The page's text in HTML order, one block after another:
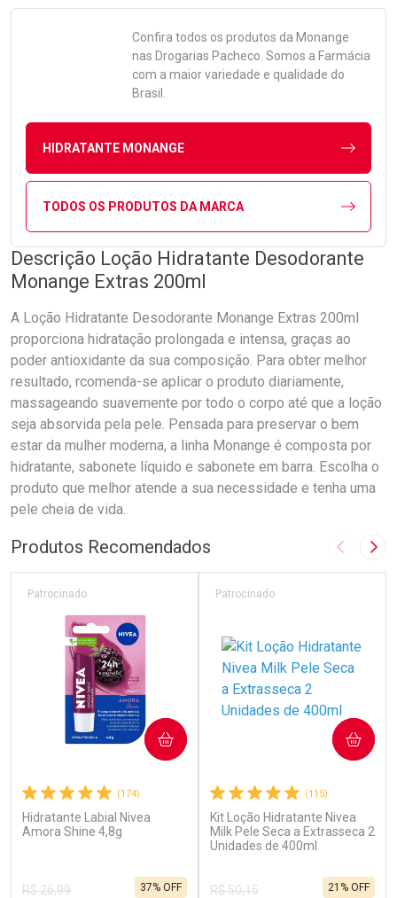
Confira todos os produtos da Monange
nas Drogarias Pacheco. Somos a Farmácia
com a maior variedade e qualidade do
Brasil.
HIDRATANTE MONANGE
TODOS OS PRODUTOS DA MARCA
Descrição Loção Hidratante Desodorante
Monange Extras 200ml
A Loção Hidratante Desodorante Monange Extras 200ml
proporciona hidratação prolongada e intensa, graças ao
poder antioxidante da sua composição. Para obter melhor
resultado, rcomenda-se aplicar o produto diariamente,
massageando suavemente por todo o corpo até que a loção
seja absorvida pela pele. Pensada para preservar o bem
estar da mulher moderna, a linha Monange é composta por
hidratante, sabonete líquido e sabonete em barra. Escolha o
produto que melhor atende a sua necessidade e tenha uma
pele cheia de vida.
Produtos Recomendados Imagem
(174)
Hidratante Labial Nivea
Amora Shine 4,8g
Patrocinado
R$ 26,99
37% OFF
COMPRAR
(115)
Kit Loção Hidratante Nivea
Milk Pele Seca a Extrasseca 2
Unidades de 400ml
Patrocinado
R$ 50,15
21% OFF
COMPRAR